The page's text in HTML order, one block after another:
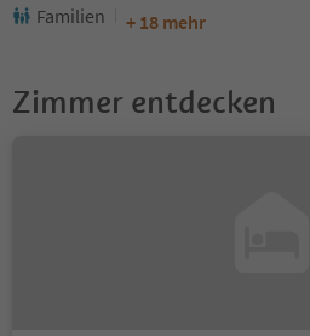
Familien
+ 18 mehr
Zimmer entdecken